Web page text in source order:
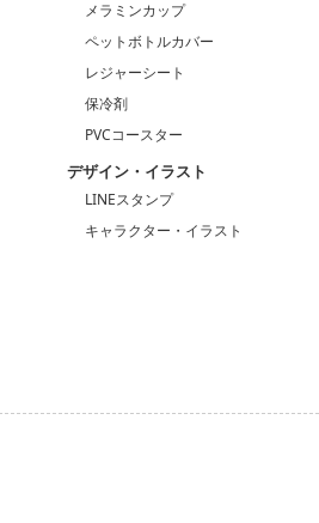
メラミンカップ
ペットボトルカバー
レジャーシート
保冷剤
PVCコースター
デザイン・イラスト
LINEスタンプ
キャラクター・イラスト